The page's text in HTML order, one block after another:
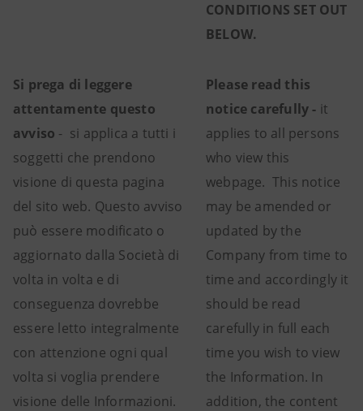
CONDITIONS SET OUT
BELOW.
Si prega di leggere
attentamente questo
avviso - si applica a tutti i
soggetti che prendono
visione di questa pagina
del sito web. Questo avviso
può essere modificato o
aggiornato dalla Società di
volta in volta e di
conseguenza dovrebbe
essere letto integralmente
con attenzione ogni qual
volta si voglia prendere
visione delle Informazioni.
Please read this
notice carefully - it
applies to all persons
who view this
webpage. This notice
may be amended or
updated by the
Company from time to
time and accordingly it
should be read
carefully in full each
time you wish to view
the Information. In
addition, the content